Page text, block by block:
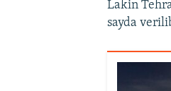
Lakin
sayda